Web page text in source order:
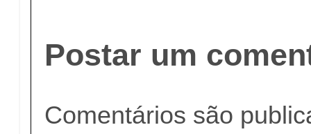
Postar um
Comentários são